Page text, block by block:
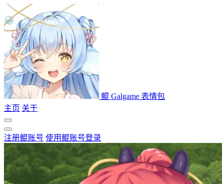
鲲 Galgame 表情包
主页 关于
注册鲲账号 使用鲲账号登录